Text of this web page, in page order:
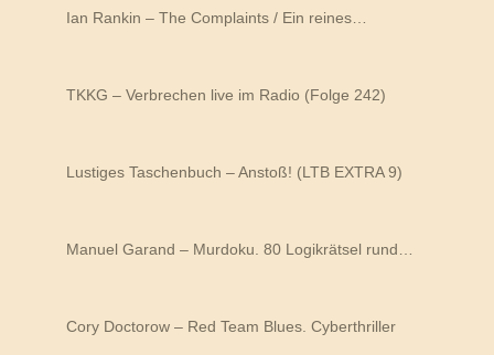
Ian Rankin – The Complaints / Ein reines…
TKKG – Verbrechen live im Radio (Folge 242)
Lustiges Taschenbuch – Anstoß! (LTB EXTRA 9)
Manuel Garand – Murdoku. 80 Logikrätsel rund…
Cory Doctorow – Red Team Blues. Cyberthriller